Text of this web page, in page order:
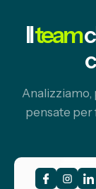
Ilteam
Analizziamo,
pensate per